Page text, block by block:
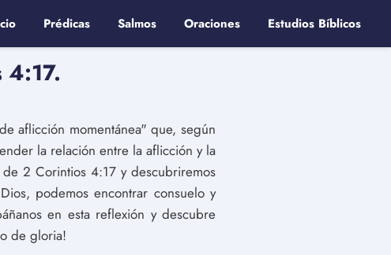
Prédicas Salmos Oraciones Estudios Bíblicos
4:17.
aflicción momentánea" que, según
la relación entre la aflicción y la
2 Corintios 4:17 y descubriremos
podemos encontrar consuelo y
en esta reflexión y descubre
de gloria!